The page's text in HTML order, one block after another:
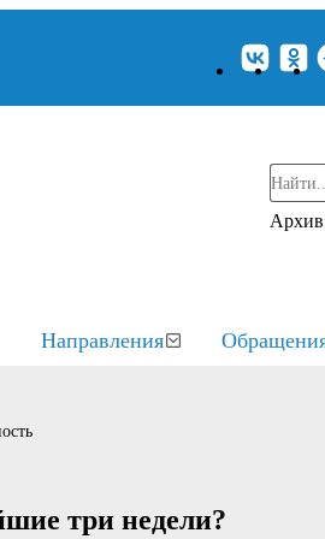
Направления
три недели?